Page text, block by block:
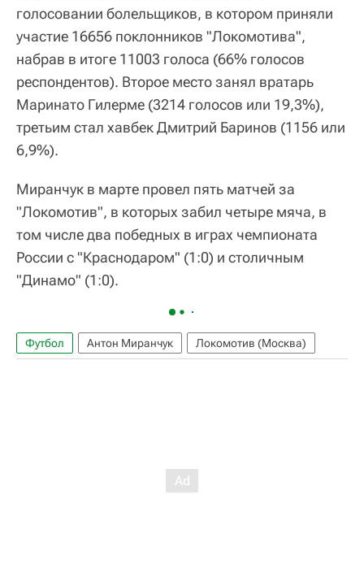
голосовании болельщиков, в котором приняли
участие 16656 поклонников "Локомотива",
набрав в итоге 11003 голоса (66% голосов
респондентов). Второе место занял вратарь
Маринато Гилерме (3214 голосов или 19,3%),
третьим стал хавбек Дмитрий Баринов (1156 или
6,9%).
Миранчук в марте провел пять матчей за
"Локомотив", в которых забил четыре мяча, в
том числе два победных в играх чемпионата
России с "Краснодаром" (1:0) и столичным
"Динамо" (1:0).
Футбол Антон Миранчук Локомотив (Москва)